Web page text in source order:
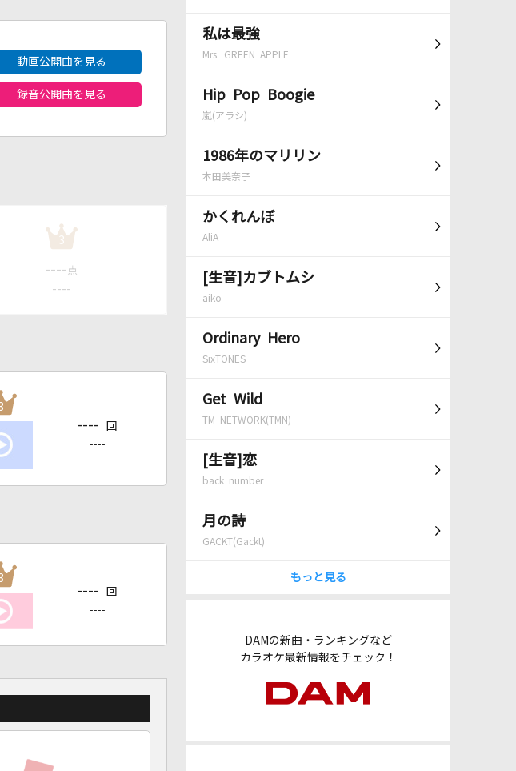
私は最強
Mrs. GREEN APPLE
Hip Pop Boogie
嵐(アラシ)
1986年のマリリン
本田美奈子
かくれんぼ
AliA
[生音]カブトムシ
aiko
Ordinary Hero
SixTONES
Get Wild
TM NETWORK(TMN)
[生音]恋
back number
月の詩
GACKT(Gackt)
もっと見る
DAMの新曲・ランキングなど
カラオケ最新情報をチェック！
動画公開曲を見る
録音公開曲を見る
3
---- 点
----
---- 回
----
---- 回
----